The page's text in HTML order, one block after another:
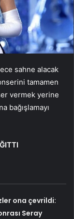
sahne alacak
tamamen
vermek yerine
bağışlamayı
ona çevrildi:
Seray